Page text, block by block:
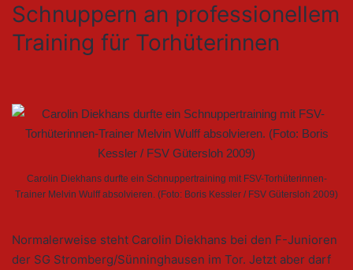
Schnuppern an professionellem
Training für Torhüterinnen
Carolin Diekhans durfte ein Schnuppertraining mit FSV-Torhüterinnen-
Trainer Melvin Wulff absolvieren. (Foto: Boris Kessler / FSV Gütersloh 2009)
Normalerweise steht Carolin Diekhans bei den F-Junioren
der SG Stromberg/Sünninghausen im Tor. Jetzt aber darf